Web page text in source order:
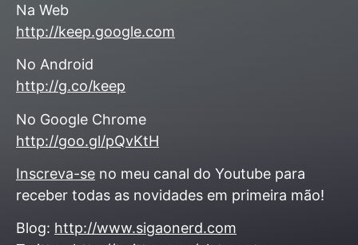
Na Web
http://keep.google.com
No Android
http://g.co/keep
No Google Chrome
http://goo.gl/pQvKtH
Inscreva-se no meu canal do Youtube para
receber todas as novidades em primeira mão!
Blog: http://www.sigaonerd.com